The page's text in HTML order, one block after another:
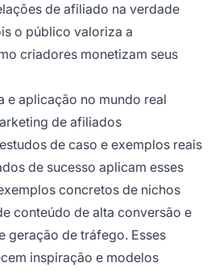
de afiliado na verdade
o público valoriza a
criadores monetizam seus
e aplicação no mundo real
de afiliados
de caso e exemplos reais
de sucesso aplicam esses
concretos de nichos
conteúdo de alta conversão e
geração de tráfego. Esses
inspiração e modelos